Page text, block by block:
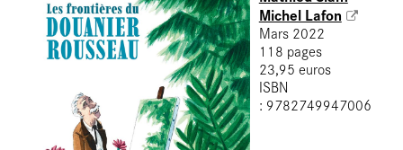
Michel Lafon
Mars 2022
118 pages
23,95 euros
ISBN
: 9782749947006